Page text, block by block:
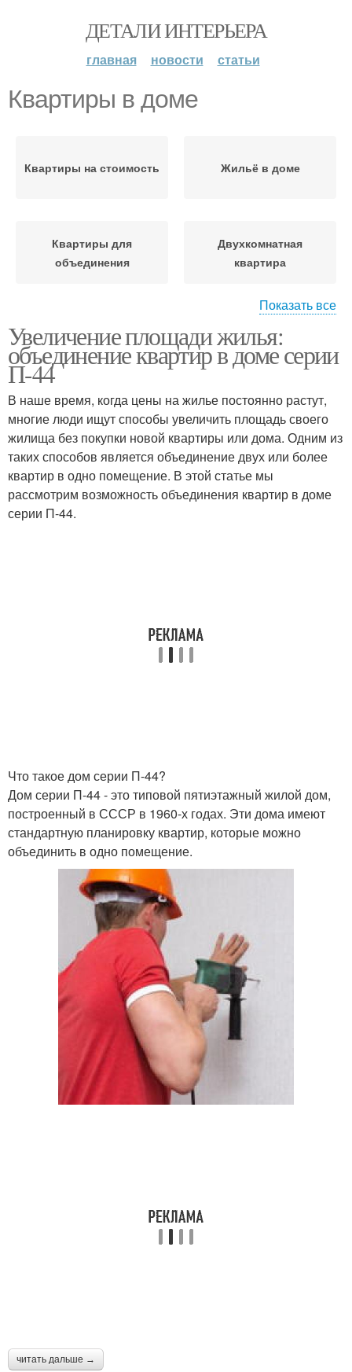
ДЕТАЛИ ИНТЕРЬЕРА
главная новости статьи
Квартиры в доме
Квартиры на стоимость Жильё в доме
Квартиры для
объединения
Двухкомнатная
квартира
двухкомнатной
квартире
квартира
Квартиры в домах Системы в домах
Трехкомнатная
квартира
Показать все
Увеличение площади жилья:
объединение квартир в доме серии
П-44
В наше время, когда цены на жилье постоянно растут,
многие люди ищут способы увеличить площадь своего
жилища без покупки новой квартиры или дома. Одним из
таких способов является объединение двух или более
квартир в одно помещение. В этой статье мы
рассмотрим возможность объединения квартир в доме
серии П-44.
Что такое дом серии П-44?
Дом серии П-44 - это типовой пятиэтажный жилой дом,
построенный в СССР в 1960-х годах. Эти дома имеют
стандартную планировку квартир, которые можно
объединить в одно помещение.
читать дальше →